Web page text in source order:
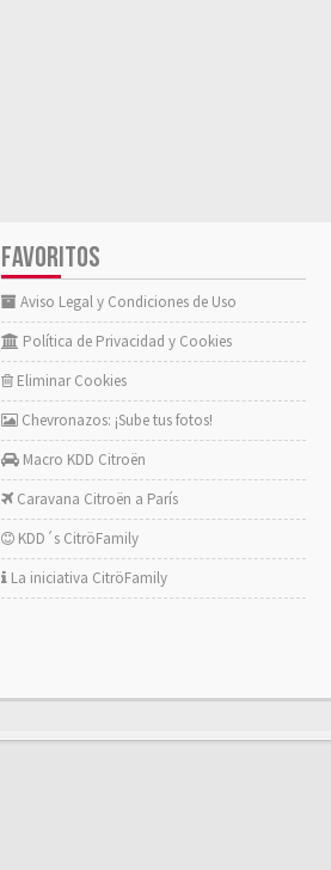
FAVORITOS
Aviso Legal y Condiciones de Uso
Política de Privacidad y Cookies
Eliminar Cookies
Chevronazos: ¡Sube tus fotos!
Macro KDD Citroën
Caravana Citroën a París
KDD´s CitröFamily
La iniciativa CitröFamily